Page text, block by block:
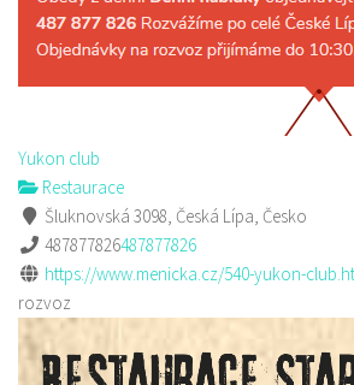
Yukon club
Restaurace
Šluknovská 3098, Česká Lípa, Česko
487877826487877826
https://www.menicka.cz/540-yukon-
rozvoz